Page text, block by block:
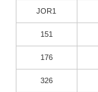
JOR1
151
176
326